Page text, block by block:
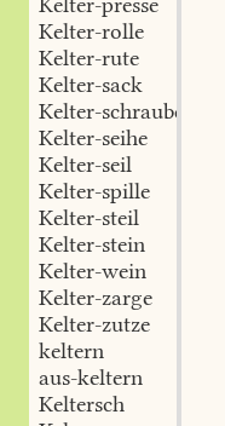
Kelter-rolle
Kelter-rute
Kelter-sack
Kelter-schraube
Kelter-seihe
Kelter-seil
Kelter-spille
Kelter-steil
Kelter-stein
Kelter-wein
Kelter-zarge
Kelter-zutze
keltern
aus-keltern
Keltersch